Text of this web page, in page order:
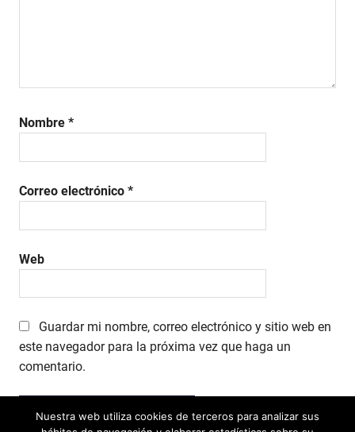
incrementar
Nombre *
Correo electrónico *
Web
Guardar mi nombre, correo electrónico y sitio web en
este navegador para la próxima vez que haga un
comentario.
Nuestra web utiliza cookies de terceros para analizar sus